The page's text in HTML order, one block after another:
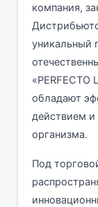
компания,
уникальный
«PERFECTO
обладают
действием
организма.
Под